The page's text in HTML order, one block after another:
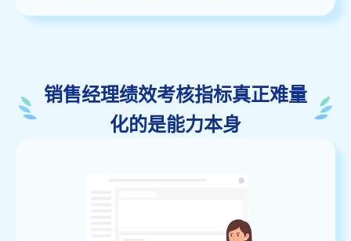
销售经理绩效考核指标真正难量
化的是能力本身